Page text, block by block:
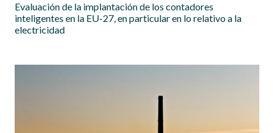
Evaluación de la implantación de los contadores
inteligentes en la EU-27, en particular en lo relativo a la
electricidad